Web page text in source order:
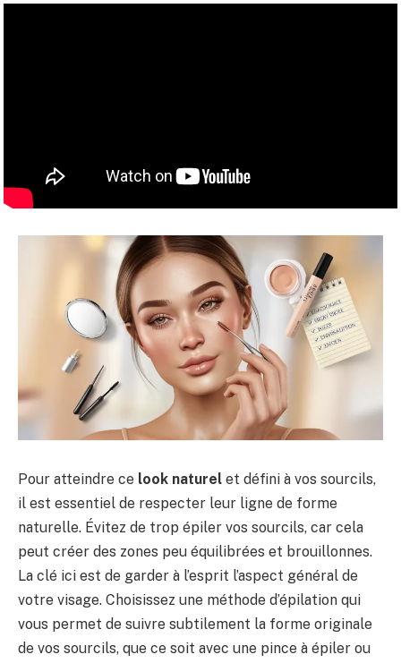
Pour atteindre ce look naturel et défini à vos sourcils,
il est essentiel de respecter leur ligne de forme
naturelle. Évitez de trop épiler vos sourcils, car cela
peut créer des zones peu équilibrées et brouillonnes.
La clé ici est de garder à l’esprit l’aspect général de
votre visage. Choisissez une méthode d’épilation qui
vous permet de suivre subtilement la forme originale
de vos sourcils, que ce soit avec une pince à épiler ou